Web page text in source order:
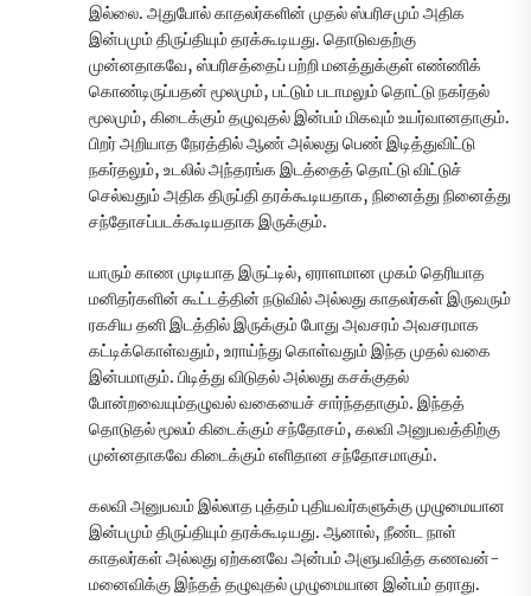
இல்லை. அதுபோல் காதலர்களின் முதல் ஸ்பரிசமும் அதிக
இன்பமும் திருப்தியும் தரக்கூடியது. தொடுவதற்கு
முன்னதாகவே, ஸ்பரிசத்தைப் பற்றி மனத்துக்குள் எண்ணிக்
கொண்டிருப்பதன் மூலமும், பட்டும் படாமலும் தொட்டு நகர்தல்
மூலமும், கிடைக்கும் தழுவுதல் இன்பம் மிகவும் உயர்வானதாகும்.
பிறர் அறியாத நேரத்தில் ஆண் அல்லது பெண் இடித்துவிட்டு
நகர்தலும், உடலில் அந்தரங்க இடத்தைத் தொட்டு விட்டுச்
செல்வதும் அதிக திருப்தி தரக்கூடியதாக, நினைத்து நினைத்து
சந்தோசப்படக்கூடியதாக இருக்கும்.
யாரும் காண முடியாத இருட்டில், ஏராளமான முகம் தெரியாத
மனிதர்களின் கூட்டத்தின் நடுவில் அல்லது காதலர்கள் இருவரும்
ரகசிய தனி இடத்தில் இருக்கும் போது அவசரம் அவசரமாக
கட்டிக்கொள்வதும், உராய்ந்து கொள்வதும் இந்த முதல் வகை
இன்பமாகும். பிடித்து விடுதல் அல்லது கசக்குதல்
போன்றவையும்தழுவல் வகையைச் சார்ந்ததாகும். இந்தத்
தொடுதல் மூலம் கிடைக்கும் சந்தோசம், கலவி அனுபவத்திற்கு
முன்னதாகவே கிடைக்கும் எளிதான சந்தோசமாகும்.
கலவி அனுபவம் இல்லாத புத்தம் புதியவர்களுக்கு முழுமையான
இன்பமும் திருப்தியும் தரக்கூடியது. ஆனால், நீண்ட நாள்
காதலர்கள் அல்லது ஏற்கனவே அன்பம் அளுபவித்த கணவன்-
மனைவிக்கு இந்தத் தழுவுதல் முழுமையான இன்பம் தராது.